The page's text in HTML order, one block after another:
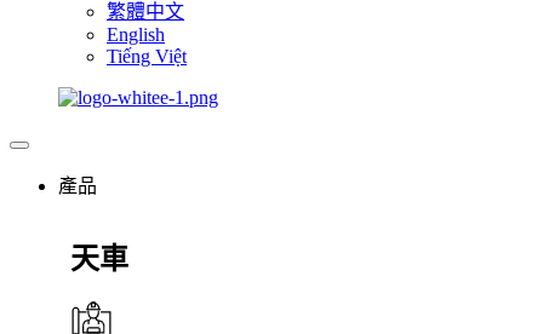
繁體中文
English
Tiếng Việt
產品
天車